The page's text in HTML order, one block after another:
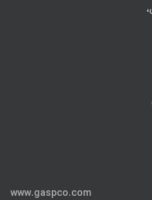
www.gaspco.com